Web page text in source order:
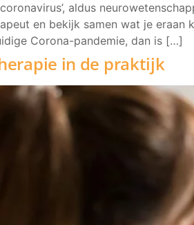
aldus
en bekijk samen wat je
Corona-pandemie, dan is […]
in de praktijk